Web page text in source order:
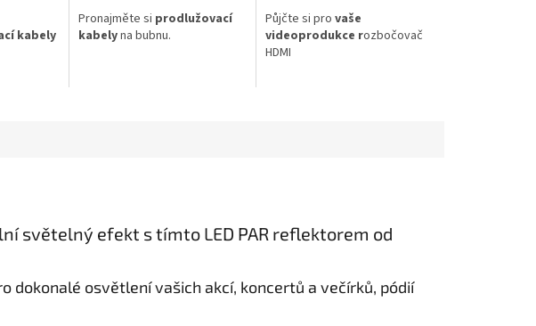
kabely
Pronajměte si prodlužovací
kabelyna bubnu.
Půjčte si pro vaše
videoprodukce rozbočovač
HDMI
světelný efekt s tímto LED PAR reflektorem od
dokonalé osvětlení vašich akcí, koncertů a večírků, pódií